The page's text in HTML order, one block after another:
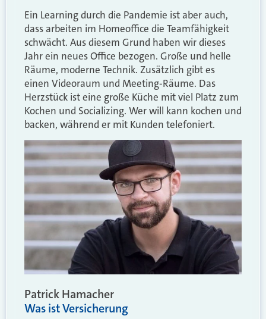
Ein Learning durch die Pandemie ist aber auch,
dass arbeiten im Homeoffice die Teamfähigkeit
schwächt. Aus diesem Grund haben wir dieses
Jahr ein neues Office bezogen. Große und helle
Räume, moderne Technik. Zusätzlich gibt es
einen Videoraum und Meeting-Räume. Das
Herzstück ist eine große Küche mit viel Platz zum
Kochen und Socializing. Wer will kann kochen und
backen, während er mit Kunden telefoniert.
Patrick Hamacher
Was ist Versicherung